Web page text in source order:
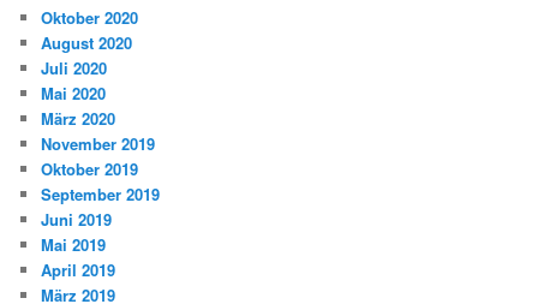
Oktober 2020
August 2020
Juli 2020
Mai 2020
März 2020
November 2019
Oktober 2019
September 2019
Juni 2019
Mai 2019
April 2019
März 2019